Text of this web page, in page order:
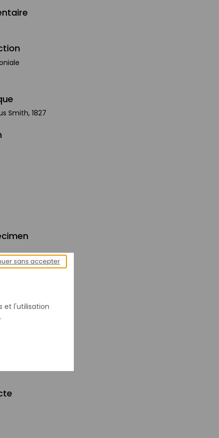
Smith, 1827
(cm) : 95
(cm) : 110
et l'utilisation
sans accepter